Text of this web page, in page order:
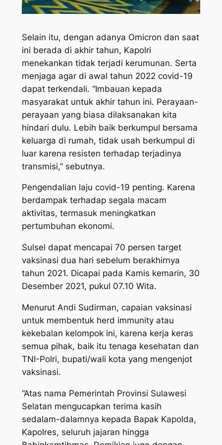
Selain itu, dengan adanya Omicron dan saat
ini berada di akhir tahun, Kapolri
menekankan tidak terjadi kerumunan. Serta
menjaga agar di awal tahun 2022 covid-19
dapat terkendali. “Imbauan kepada
masyarakat untuk akhir tahun ini. Perayaan-
perayaan yang biasa dilaksanakan kita
hindari dulu. Lebih baik berkumpul bersama
keluarga di rumah, tidak usah berkumpul di
luar karena resisten terhadap terjadinya
transmisi,” sebutnya.
Pengendalian laju covid-19 penting. Karena
berdampak terhadap segala macam
aktivitas, termasuk meningkatkan
pertumbuhan ekonomi.
Sulsel dapat mencapai 70 persen target
vaksinasi dua hari sebelum berakhirnya
tahun 2021. Dicapai pada Kamis kemarin, 30
Desember 2021, pukul 07.10 Wita.
Menurut Andi Sudirman, capaian vaksinasi
untuk membentuk herd immunity atau
kekebalan kelompok ini, karena kerja keras
semua pihak, baik itu tenaga kesehatan dan
TNI-Polri, bupati/wali kota yang mengenjot
vaksinasi.
“Atas nama Pemerintah Provinsi Sulawesi
Selatan mengucapkan terima kasih
sedalam-dalamnya kepada Bapak Kapolda,
Kapolres, seluruh jajaran hingga